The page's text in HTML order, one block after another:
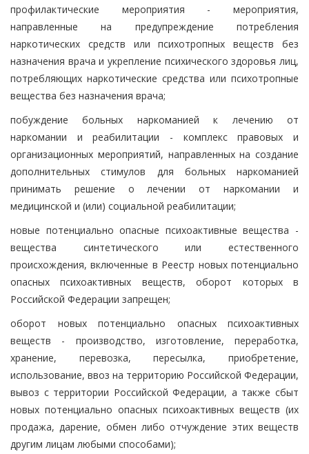
профилактические мероприятия - мероприятия,
направленные на предупреждение потребления
наркотических средств или психотропных веществ без
назначения врача и укрепление психического здоровья лиц,
потребляющих наркотические средства или психотропные
вещества без назначения врача;
побуждение больных наркоманией к лечению от
наркомании и реабилитации - комплекс правовых и
организационных мероприятий, направленных на создание
дополнительных стимулов для больных наркоманией
принимать решение о лечении от наркомании и
медицинской и (или) социальной реабилитации;
новые потенциально опасные психоактивные вещества -
вещества синтетического или естественного
происхождения, включенные в Реестр новых потенциально
опасных психоактивных веществ, оборот которых в
Российской Федерации запрещен;
оборот новых потенциально опасных психоактивных
веществ - производство, изготовление, переработка,
хранение, перевозка, пересылка, приобретение,
использование, ввоз на территорию Российской Федерации,
вывоз с территории Российской Федерации, а также сбыт
новых потенциально опасных психоактивных веществ (их
продажа, дарение, обмен либо отчуждение этих веществ
другим лицам любыми способами);